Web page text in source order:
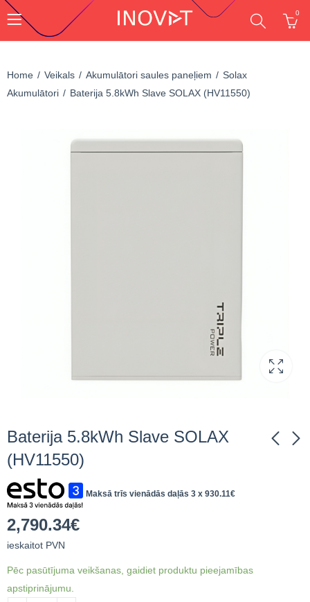
0
Home Veikals Akumulātori saules paneļiem
Solax
Akumulātori
Baterija 5.8kWh Slave SOLAX (HV11550)
Baterija 5.8kWh Slave SOLAX
(HV11550)
ar BMS SOLAX (T-Bat
baterijai SOLAX
Maksā trīs vienādās daļās 3 x 930.11€
2,790.34€
ieskaitot PVN
Pēc pasūtījuma veikšanas, gaidiet produktu pieejamības
apstiprinājumu.